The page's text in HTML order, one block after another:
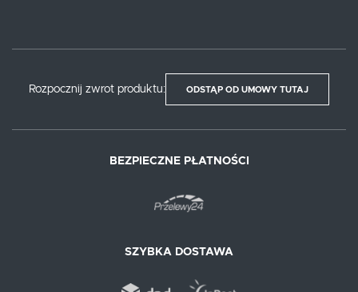
Rozpocznij zwrot produktu: ODSTĄP OD UMOWY TUTAJ
BEZPIECZNE PŁATNOŚCI
SZYBKA DOSTAWA